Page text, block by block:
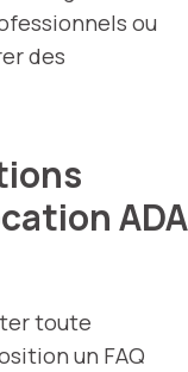
ou
des
ADA
toute
un FAQ